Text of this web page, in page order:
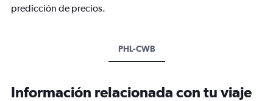
predicción de precios.
PHL-CWB
Información relacionada con tu viaje